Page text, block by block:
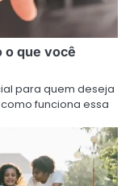
o que você
para quem deseja
funciona essa